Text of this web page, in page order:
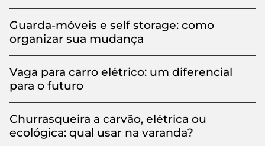
Guarda-móveis e self storage: como
organizar sua mudança
Vaga para carro elétrico: um diferencial
para o futuro
Churrasqueira a carvão, elétrica ou
ecológica: qual usar na varanda?